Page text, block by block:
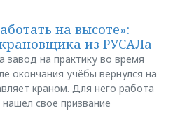
на высоте»:
из РУСАЛа
завод на практику во время
окончания учёбы вернулся на
краном. Для него работа
своё призвание